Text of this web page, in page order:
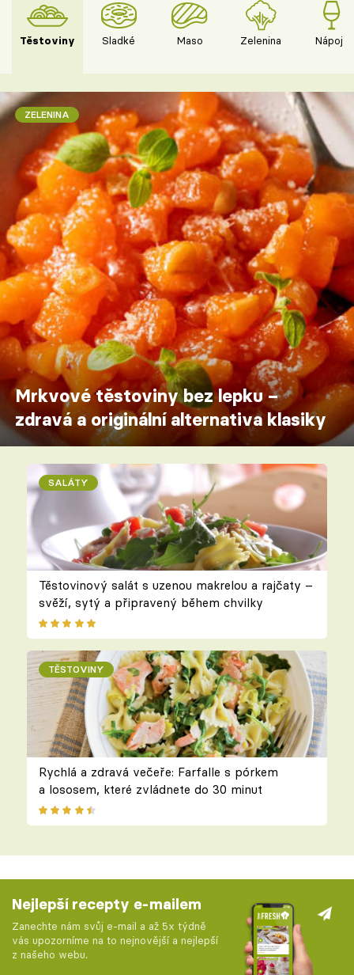
Těstoviny Sladké Maso Zelenina Nápoje
ZELENINA
Mrkvové těstoviny bez lepku –
zdravá a originální alternativa klasiky
SALÁTY
Těstovinový salát s uzenou makrelou a rajčaty –
svěží, sytý a připravený během chvilky
TĚSTOVINY
Rychlá a zdravá večeře: Farfalle s pórkem
a lososem, které zvládnete do 30 minut
Nejlepší recepty e-mailem
Zanechte nám svůj e-mail a až 5x týdně
vás upozorníme na to nejnovější a nejlepší
z našeho webu.